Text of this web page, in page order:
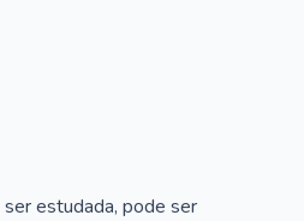
estudada, pode ser